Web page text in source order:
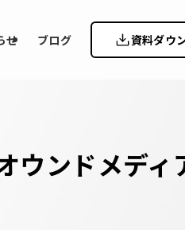
せ ブログ 資料ダウ
ンドメディ